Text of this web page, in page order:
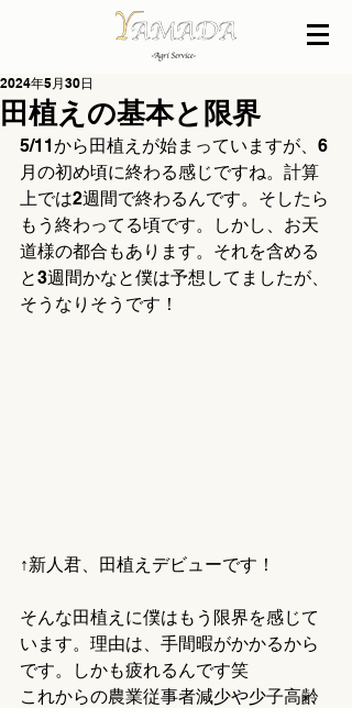
田植えの基本と限界
2024年5月30日
5/11から田植えが始まっていますが、6
月の初め頃に終わる感じですね。計算
上では2週間で終わるんです。そしたら
もう終わってる頃です。しかし、お天
道様の都合もあります。それを含める
と3週間かなと僕は予想してましたが、
そうなりそうです！
↑新人君、田植えデビューです！
そんな田植えに僕はもう限界を感じて
います。理由は、手間暇がかかるから
です。しかも疲れるんです笑
これからの農業従事者減少や少子高齢